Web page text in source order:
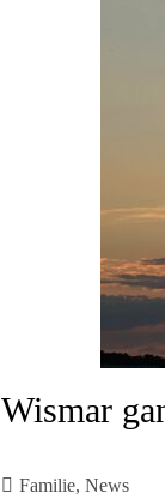
Wismar
Familie, News